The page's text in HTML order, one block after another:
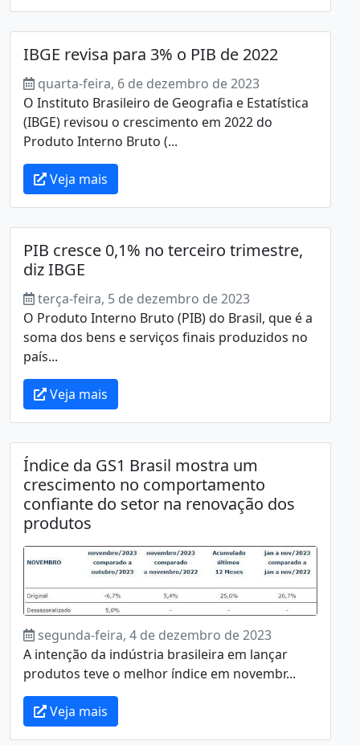
IBGE revisa para 3% o PIB de 2022
quarta-feira, 6 de dezembro de 2023
O Instituto Brasileiro de Geografia e Estatística
(IBGE) revisou o crescimento em 2022 do
Produto Interno Bruto (...
Veja mais
PIB cresce 0,1% no terceiro trimestre,
diz IBGE
terça-feira, 5 de dezembro de 2023
O Produto Interno Bruto (PIB) do Brasil, que é a
soma dos bens e serviços finais produzidos no
país...
Veja mais
Índice da GS1 Brasil mostra um
crescimento no comportamento
confiante do setor na renovação dos
produtos
segunda-feira, 4 de dezembro de 2023
A intenção da indústria brasileira em lançar
produtos teve o melhor índice em novembr...
Veja mais